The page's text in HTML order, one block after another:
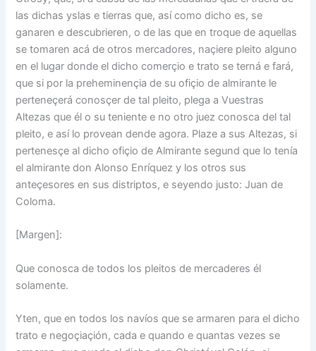
las dichas yslas e tierras que, así como dicho es, se
ganaren e descubrieren, o de las que en troque de aquellas
se tomaren acá de otros mercadores, naçiere pleito alguno
en el lugar donde el dicho comerçio e trato se terná e fará,
que si por la preheminençia de su ofiçio de almirante le
perteneçerá conosçer de tal pleito, plega a Vuestras
Altezas que él o su teniente e no otro juez conosca del tal
pleito, e así lo provean dende agora. Plaze a sus Altezas, si
pertenesçe al dicho ofiçio de Almirante segund que lo tenía
el almirante don Alonso Enríquez y los otros sus
anteçesores en sus distriptos, e seyendo justo: Juan de
Coloma.
[Margen]:
Que conosca de todos los pleitos de mercaderes él
solamente.
Yten, que en todos los navíos que se armaren para el dicho
trato e negoçiaçión, cada e quando e quantas vezes se